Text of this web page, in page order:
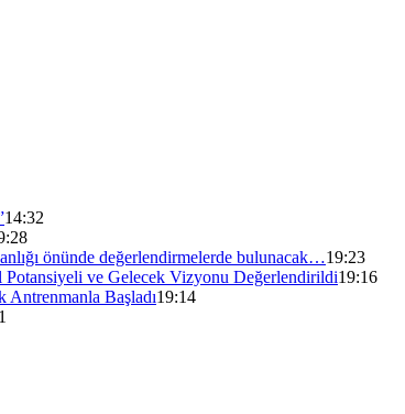
14:32
önünde değerlendirmelerde bulunacak…19:23
Potansiyeli ve Gelecek Vizyonu Değerlendirildi19:16
Başladı19:14